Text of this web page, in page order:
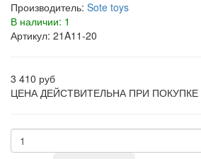
Производитель: Sote toys
В наличии: 1
Артикул: 21A11-20
3 410 руб
ЦЕНА ДЕЙСТВИТЕЛЬНА ПРИ